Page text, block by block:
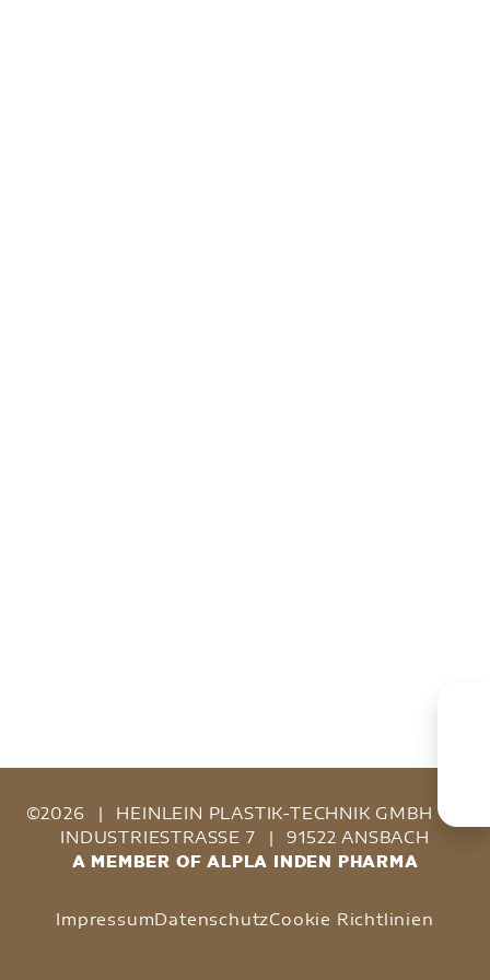
©2026 | HEINLEIN PLASTIK-TECHNIK GMBH
INDUSTRIESTRASSE 7
| 91522 ANSBACH
A MEMBER OF ALPLA INDEN PHARMA
ImpressumDatenschutzCookie Richtlinien